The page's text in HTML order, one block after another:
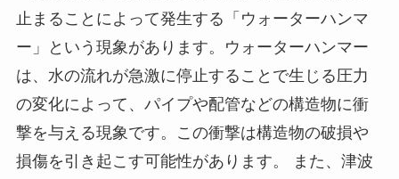
止まることによって発生する「ウォーターハンマ
ー」という現象があります。ウォーターハンマー
は、水の流れが急激に停止することで生じる圧力
の変化によって、パイプや配管などの構造物に衝
撃を与える現象です。この衝撃は構造物の破損や
損傷を引き起こす可能性があります。 また、津波